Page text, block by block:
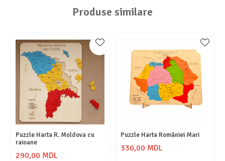
Produse similare
Puzzle Harta R. Moldova cu
raioane
290,00 MDL
Puzzle Harta României Mari
330,00 MDL